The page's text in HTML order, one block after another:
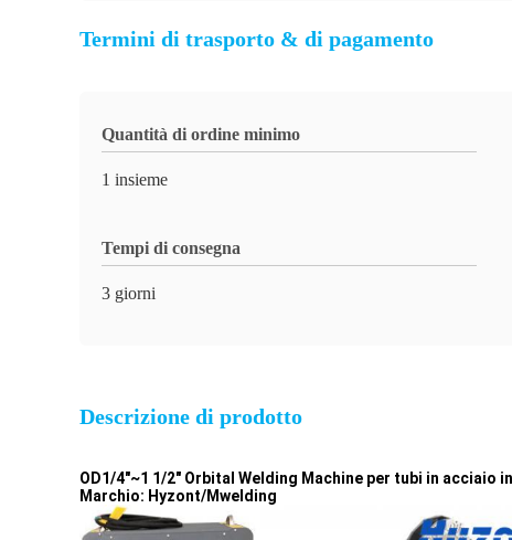
Termini di trasporto & di pagamento
Quantità di ordine minimo
1 insieme
Tempi di consegna
3 giorni
Descrizione di prodotto
OD1/4"~1 1/2" Orbital Welding Machine per tubi in acciaio
Marchio: Hyzont/Mwelding